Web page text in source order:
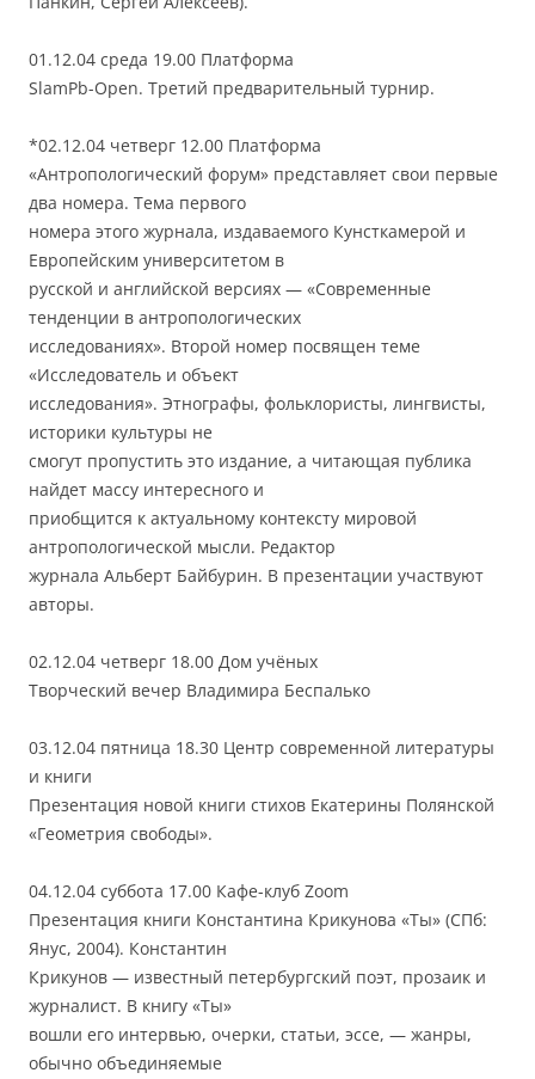
01.12.04 среда 19.00 Платформа
SlamРb-Open. Третий предварительный турнир.
*02.12.04 четверг 12.00 Платформа
«Антропологический форум» представляет свои первые
два номера. Тема первого
номера этого журнала, издаваемого Кунсткамерой и
Европейским университетом в
русской и английской версиях — «Современные
тенденции в антропологических
исследованиях». Второй номер посвящен теме
«Исследователь и объект
исследования». Этнографы, фольклористы, лингвисты,
историки культуры не
смогут пропустить это издание, а читающая публика
найдет массу интересного и
приобщится к актуальному контексту мировой
антропологической мысли. Редактор
журнала Альберт Байбурин. В презентации участвуют
авторы.
02.12.04 четверг 18.00 Дом учёных
Творческий вечер Владимира Беспалько
03.12.04 пятница 18.30 Центр современной литературы
и книги
Презентация новой книги стихов Екатерины Полянской
«Геометрия свободы».
04.12.04 суббота 17.00 Кафе-клуб Zoom
Презентация книги Константина Крикунова «Ты» (СПб:
Янус, 2004). Константин
Крикунов — известный петербургский поэт, прозаик и
журналист. В книгу «Ты»
вошли его интервью, очерки, статьи, эссе, — жанры,
обычно объединяемые